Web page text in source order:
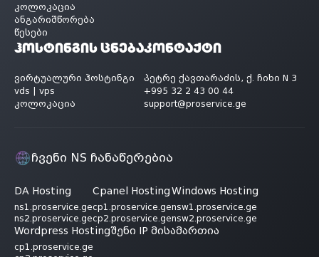
კოლოკაცია
ანგარიშწორება
წესები
ჰოსტინგის ცნება
ვირტუალური ჰოსტინგი
vds | vps
კოლოკაცია
კონტაქტი
პეტრე ქავთარაძის, ქ. ჩიხი N 3
+995 32 2 43 00 44
support@proservice.ge
ჩვენი NS ჩანაწერებია
DA Hosting
ns1.proservice.ge
ns2.proservice.ge
Cpanel Hosting
cp1.proservice.ge
cp2.proservice.ge
Windows Hosting
nsw1.proservice.ge
nsw2.proservice.ge
Wordpress Hosting
cp1.proservice.ge
შენი IP მისამართია